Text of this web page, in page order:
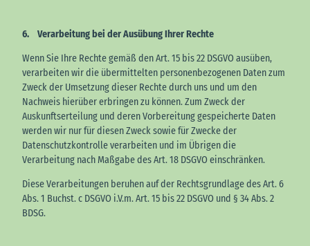
6. Verarbeitung bei der Ausübung Ihrer Rechte
Wenn Sie Ihre Rechte gemäß den Art. 15 bis 22 DSGVO ausüben,
verarbeiten wir die übermittelten personenbezogenen Daten zum
Zweck der Umsetzung dieser Rechte durch uns und um den
Nachweis hierüber erbringen zu können. Zum Zweck der
Auskunftserteilung und deren Vorbereitung gespeicherte Daten
werden wir nur für diesen Zweck sowie für Zwecke der
Datenschutzkontrolle verarbeiten und im Übrigen die
Verarbeitung nach Maßgabe des Art. 18 DSGVO einschränken.
Diese Verarbeitungen beruhen auf der Rechtsgrundlage des Art. 6
Abs. 1 Buchst. c DSGVO i.V.m. Art. 15 bis 22 DSGVO und § 34 Abs. 2
BDSG.